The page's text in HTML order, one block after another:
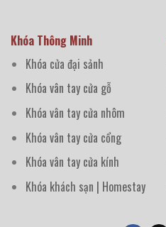
Khóa Thông Minh
Khóa cửa đại sảnh
Khóa vân tay cửa gỗ
Khóa vân tay cửa nhôm
Khóa vân tay cửa cổng
Khóa vân tay cửa kính
Khóa khách sạn | Homestay